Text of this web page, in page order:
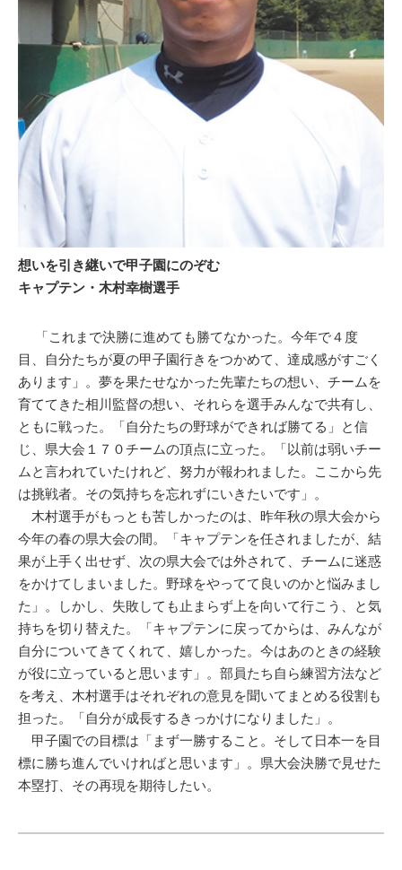
想いを引き継いで甲子園にのぞむ
キャプテン・木村幸樹選手
「これまで決勝に進めても勝てなかった。今年で４度
目、自分たちが夏の甲子園行きをつかめて、達成感がすごく
あります」。夢を果たせなかった先輩たちの想い、チームを
育ててきた相川監督の想い、それらを選手みんなで共有し、
ともに戦った。「自分たちの野球ができれば勝てる」と信
じ、県大会１７０チームの頂点に立った。「以前は弱いチー
ムと言われていたけれど、努力が報われました。ここから先
は挑戦者。その気持ちを忘れずにいきたいです」。
木村選手がもっとも苦しかったのは、昨年秋の県大会から
今年の春の県大会の間。「キャプテンを任されましたが、結
果が上手く出せず、次の県大会では外されて、チームに迷惑
をかけてしまいました。野球をやってて良いのかと悩みまし
た」。しかし、失敗しても止まらず上を向いて行こう、と気
持ちを切り替えた。「キャプテンに戻ってからは、みんなが
自分についてきてくれて、嬉しかった。今はあのときの経験
が役に立っていると思います」。部員たち自ら練習方法など
を考え、木村選手はそれぞれの意見を聞いてまとめる役割も
担った。「自分が成長するきっかけになりました」。
甲子園での目標は「まず一勝すること。そして日本一を目
標に勝ち進んでいければと思います」。県大会決勝で見せた
本塁打、その再現を期待したい。